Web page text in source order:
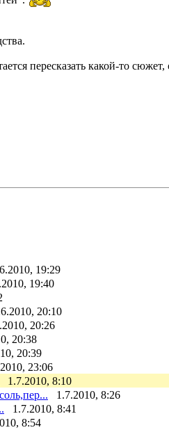
пересказать какой-то
19:29
19:40
20:10
20:26
20:38
20:39
23:06
1.7.2010, 8:10
1.7.2010, 8:26
1.7.2010, 8:41
8:54